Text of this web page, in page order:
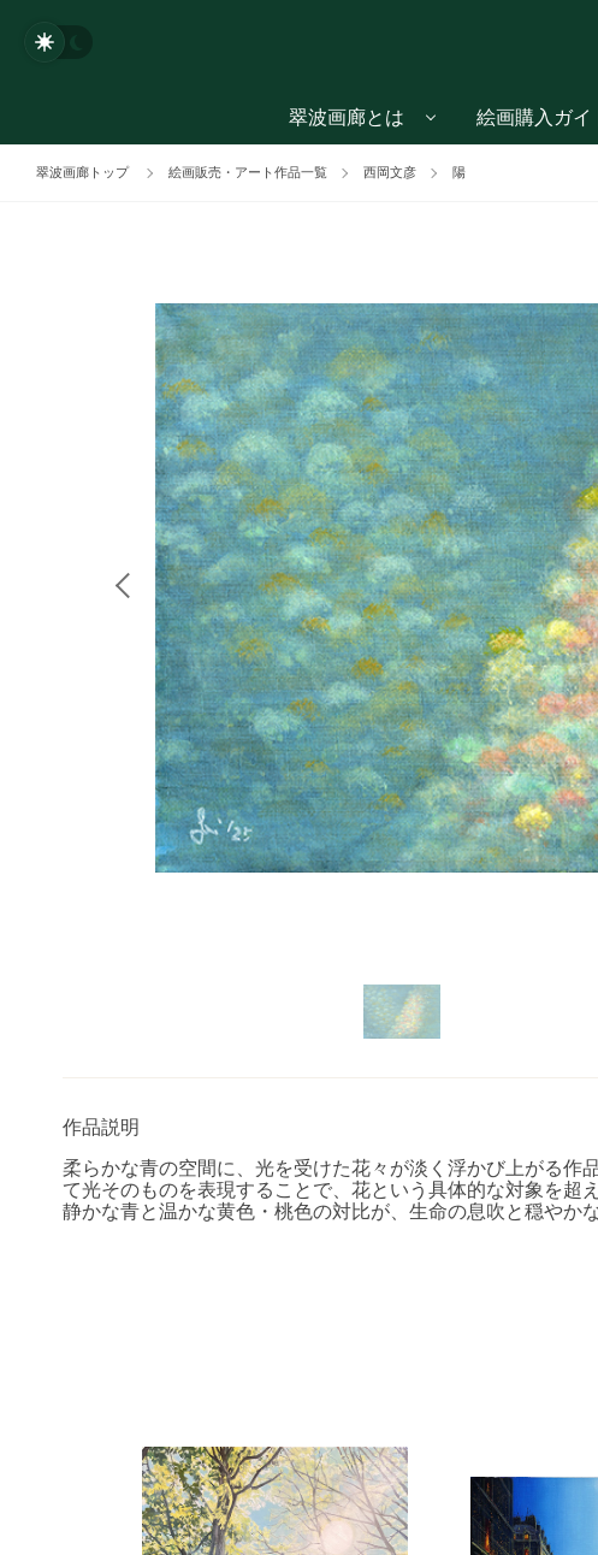
翠波画廊とは 絵画購入ガイ
翠波画廊トップ 絵画販売・アート作品一覧 西岡文彦 陽
作品説明
柔らかな青の空間に、光を受けた花々が淡く浮かび上がる作
て光そのものを表現することで、花という具体的な対象を超
静かな青と温かな黄色・桃色の対比が、生命の息吹と穏やか